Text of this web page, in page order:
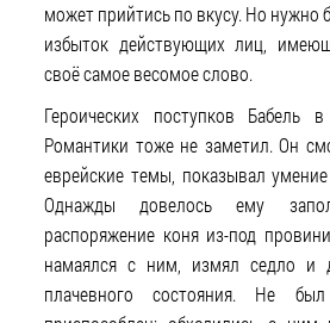
может прийтись по вкусу. Но нужно
избыток действующих лиц,
своё самое весомое слово.
Героических поступков Бабель
Романтики тоже не заметил. Он
еврейские темы, показывал
Однажды довелось ему
распоряжение коня из-под
намаялся с ним, измял седло и
плачевного состояния. Не